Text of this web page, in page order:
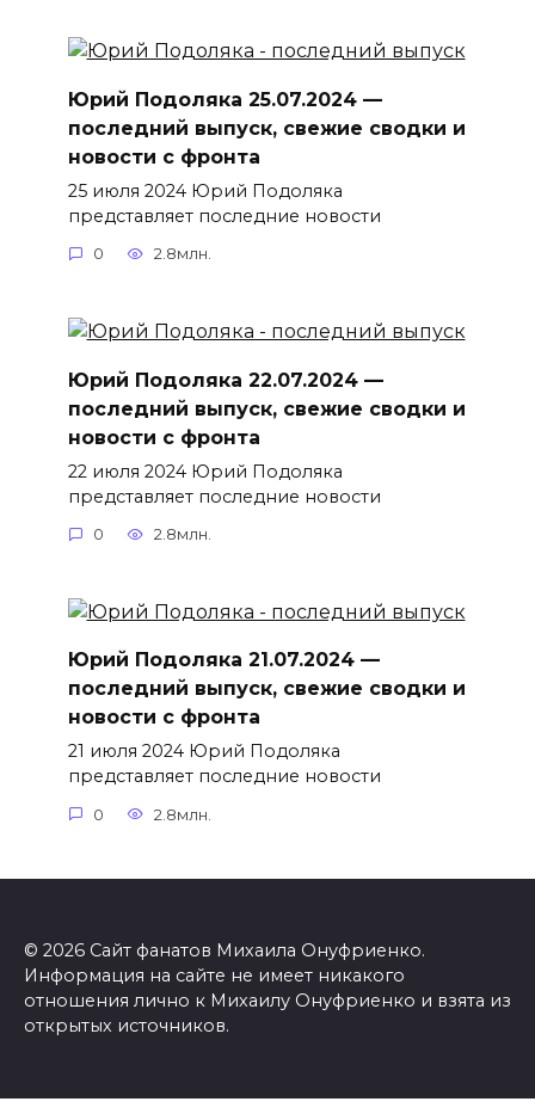
Юрий Подоляка 25.07.2024 —
последний выпуск, свежие сводки и
новости с фронта
25 июля 2024 Юрий Подоляка
представляет последние новости
0 2.8млн.
Юрий Подоляка 22.07.2024 —
последний выпуск, свежие сводки и
новости с фронта
22 июля 2024 Юрий Подоляка
представляет последние новости
0 2.8млн.
Юрий Подоляка 21.07.2024 —
последний выпуск, свежие сводки и
новости с фронта
21 июля 2024 Юрий Подоляка
представляет последние новости
0 2.8млн.
© 2026 Сайт фанатов Михаила Онуфриенко.
Информация на сайте не имеет никакого
отношения лично к Михаилу Онуфриенко и взята из
открытых источников.